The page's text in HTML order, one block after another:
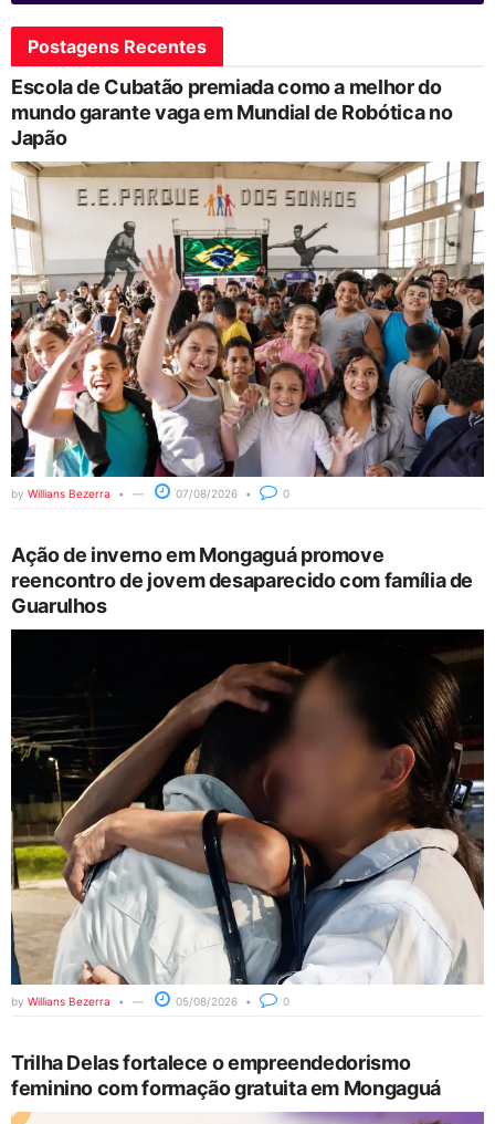
Postagens Recentes
Escola de Cubatão premiada como a melhor do
mundo garante vaga em Mundial de Robótica no
Japão
by Willians Bezerra 07/08/2026 0
Ação de inverno em Mongaguá promove
reencontro de jovem desaparecido com família de
Guarulhos
by Willians Bezerra 05/08/2026 0
Trilha Delas fortalece o empreendedorismo
feminino com formação gratuita em Mongaguá